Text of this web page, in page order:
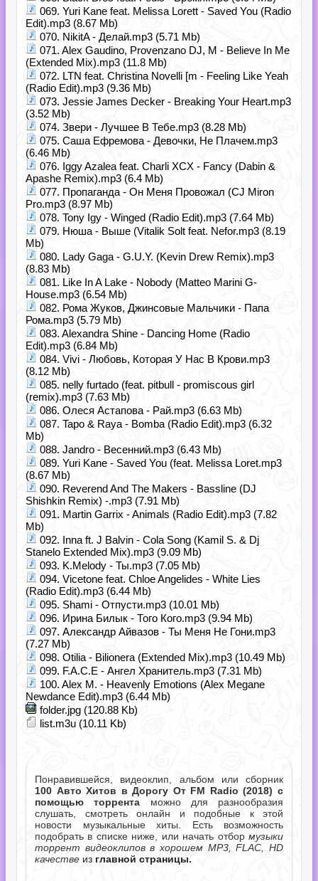
069. Yuri Kane feat. Melissa Lorett - Saved You (Radio
Edit).mp3 (8.67 Mb)
070. NikitA - Делай.mp3 (5.71 Mb)
071. Alex Gaudino, Provenzano DJ, M - Believe In Me
(Extended Mix).mp3 (11.8 Mb)
072. LTN feat. Christina Novelli [m - Feeling Like Yeah
(Radio Edit).mp3 (9.36 Mb)
073. Jessie James Decker - Breaking Your Heart.mp3
(3.52 Mb)
074. Звери - Лучшее В Тебе.mp3 (8.28 Mb)
075. Саша Ефремова - Девочки, Не Плачем.mp3
(6.46 Mb)
076. Iggy Azalea feat. Charli XCX - Fancy (Dabin &
Apashe Remix).mp3 (6.4 Mb)
077. Пропаганда - Он Меня Провожал (СJ Miron
Pro.mp3 (8.97 Mb)
078. Tony Igy - Winged (Radio Edit).mp3 (7.64 Mb)
079. Нюша - Выше (Vitalik Solt feat. Nefor.mp3 (8.19
Mb)
080. Lady Gaga - G.U.Y. (Kevin Drew Remix).mp3
(8.83 Mb)
081. Like In A Lake - Nobody (Matteo Marini G-
House.mp3 (6.54 Mb)
082. Рома Жуков, Джинсовые Мальчики - Папа
Рома.mp3 (5.79 Mb)
083. Alexandra Shine - Dancing Home (Radio
Edit).mp3 (6.84 Mb)
084. Vivi - Любовь, Которая У Нас В Крови.mp3
(8.12 Mb)
085. nelly furtado (feat. pitbull - promiscous girl
(remix).mp3 (7.63 Mb)
086. Олеся Астапова - Рай.mp3 (6.63 Mb)
087. Tapo & Raya - Bomba (Radio Edit).mp3 (6.32
Mb)
088. Jandro - Весенний.mp3 (6.43 Mb)
089. Yuri Kane - Saved You (feat. Melissa Loret.mp3
(8.67 Mb)
090. Reverend And The Makers - Bassline (DJ
Shishkin Remix) -.mp3 (7.91 Mb)
091. Martin Garrix - Animals (Radio Edit).mp3 (7.82
Mb)
092. Inna ft. J Balvin - Cola Song (Kamil S. & Dj
Stanelo Extended Mix).mp3 (9.09 Mb)
093. K.Melody - Ты.mp3 (7.05 Mb)
094. Vicetone feat. Chloe Angelides - White Lies
(Radio Edit).mp3 (6.44 Mb)
095. Shami - Отпусти.mp3 (10.01 Mb)
096. Ирина Билык - Того Кого.mp3 (9.94 Mb)
097. Александр Айвазов - Ты Меня Не Гони.mp3
(7.27 Mb)
098. Otilia - Bilionera (Extended Mix).mp3 (10.49 Mb)
099. F.A.C.E - Ангел Хранитель.mp3 (7.31 Mb)
100. Alex M. - Heavenly Emotions (Alex Megane
Newdance Edit).mp3 (6.44 Mb)
folder.jpg (120.88 Kb)
list.m3u (10.11 Kb)
Понравившейся, видеоклип, альбом или сборник
100 Авто Хитов в Дорогу От FM Radio (2018) с
помощью торрента можно для разнообразия
слушать, смотреть онлайн и подобные к этой
новости музыкальные хиты. Есть возможность
подобрать в списке ниже, или начать отбор музыки
торрент видеоклипов в хорошем MP3, FLAC, HD
качестве из главной страницы.